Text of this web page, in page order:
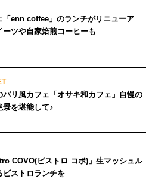
「enn coffee」のランチがリニューア
ーツや自家焙煎コーヒーも
バリ風カフェ「オサキ和カフェ」自慢の
景を堪能して♪
COVO(ビストロ コボ)」生マッシュル
ビストロランチを